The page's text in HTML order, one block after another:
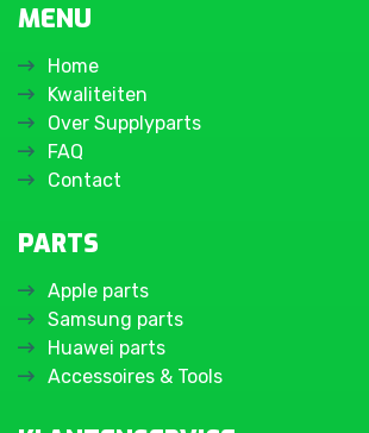
MENU
Home
Kwaliteiten
Over Supplyparts
FAQ
Contact
PARTS
Apple parts
Samsung parts
Huawei parts
Accessoires & Tools